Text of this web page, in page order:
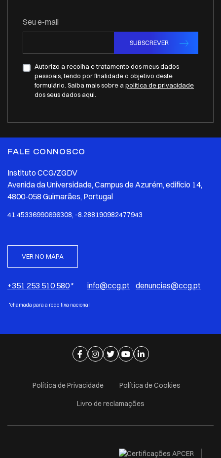
Seu e-mail
SUBSCREVER
Autorizo a recolha e tratamento dos meus dados
pessoais, tendo por finalidade o objetivo deste
formulário. Saiba mais sobre a politica de privacidade
dos seus dados aqui.
FALE CONNOSCO
Instituto CCG/ZGDV
Avenida da Universidade, Campus de Azurém, edifício 14,
4800-058 Guimarães, Portugal
41.45336990696308, -8.288190982477943
VER NO MAPA
+351 253 510 580* info@ccg.pt denuncias@ccg.pt
*chamada para a rede fixa nacional
Ir para página de facebook
Ir para página de instagram
Ir para página de twitter
Ir para página de youtube
Ir para página de
Política de Privacidade Política de Cookies
Livro de reclamações